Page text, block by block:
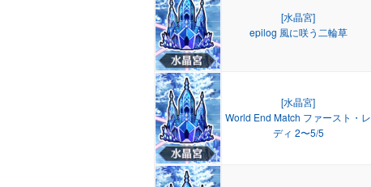
[水晶宮]
epilog 風に咲う二輪草
[水晶宮]
World End Match ファースト・レ
ディ 2〜5/5